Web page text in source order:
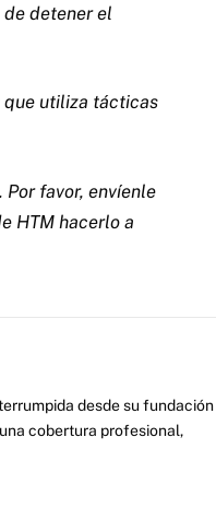
de detener el
que utiliza tácticas
Por favor, envíenle
HTM hacerlo a
desde su fundación
cobertura profesional,